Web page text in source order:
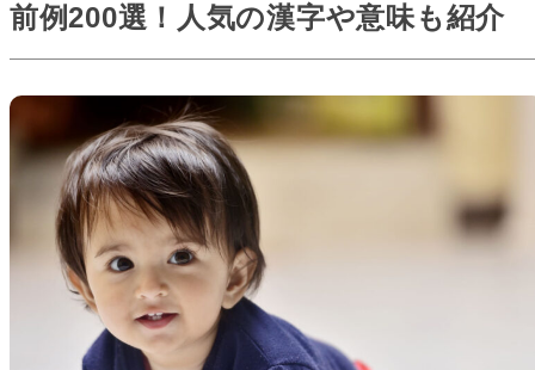
前例200選！人気の漢字や意味も紹介